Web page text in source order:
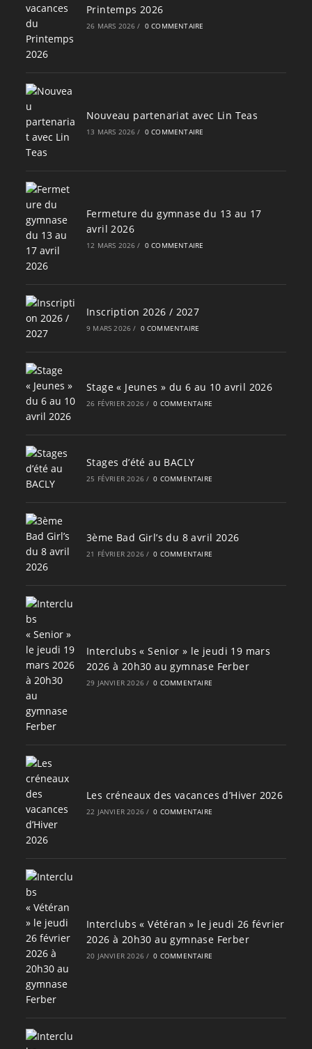
Printemps 2026
26 MARS 2026 / 0 COMMENTAIRE
Nouveau partenariat avec Lin Teas
13 MARS 2026 / 0 COMMENTAIRE
Fermeture du gymnase du 13 au 17
avril 2026
12 MARS 2026 / 0 COMMENTAIRE
Inscription 2026 / 2027
9 MARS 2026 / 0 COMMENTAIRE
Stage « Jeunes » du 6 au 10 avril 2026
26 FÉVRIER 2026 / 0 COMMENTAIRE
Stages d’été au BACLY
25 FÉVRIER 2026 / 0 COMMENTAIRE
3ème Bad Girl’s du 8 avril 2026
21 FÉVRIER 2026 / 0 COMMENTAIRE
Interclubs « Senior » le jeudi 19 mars
2026 à 20h30 au gymnase Ferber
29 JANVIER 2026 / 0 COMMENTAIRE
Les créneaux des vacances d’Hiver 2026
22 JANVIER 2026 / 0 COMMENTAIRE
Interclubs « Vétéran » le jeudi 26 février
2026 à 20h30 au gymnase Ferber
20 JANVIER 2026 / 0 COMMENTAIRE